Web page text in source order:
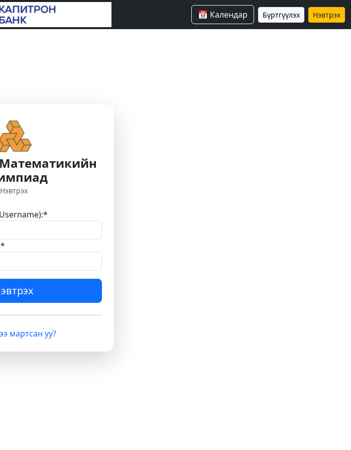
📅 Календар Бүртгүүлэх Нэвтрэх
Нэвтрэх
*
*
мартсан уу?